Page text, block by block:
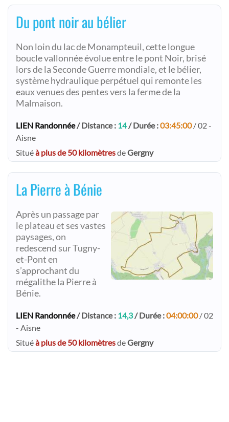
Du pont noir au bélier
Non loin du lac de Monampteuil, cette longue
boucle vallonnée évolue entre le pont Noir, brisé
lors de la Seconde Guerre mondiale, et le bélier,
système hydraulique perpétuel qui remonte les
eaux venues des pentes vers la ferme de la
Malmaison.
LIEN Randonnée/ Distance : 14/ Durée :03:45:00/ 02 -
Aisne
Situéà plus de 50 kilomètresdeGergny
La Pierre à Bénie
Après un passage par
le plateau et ses vastes
paysages, on
redescend sur Tugny-
et-Pont en
s’approchant du
mégalithe la Pierre à
Bénie.
LIEN Randonnée/ Distance : 14,3/ Durée :04:00:00/ 02
- Aisne
Situéà plus de 50 kilomètresdeGergny